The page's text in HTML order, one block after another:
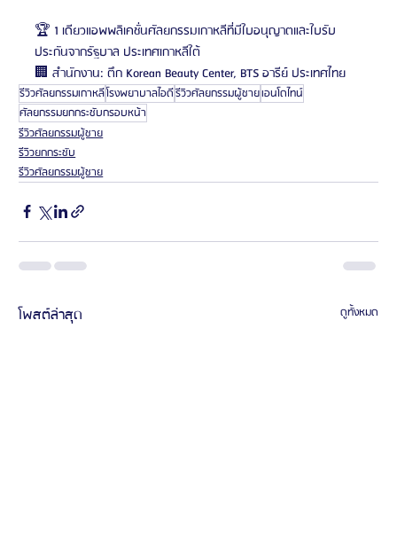
🏆 1 เดียวแอพพลิเคชั่นศัลยกรรมเกาหลีที่มีใบอนุญาตและใบรับ
ประกันจากรัฐบาล ประเทศเกาหลีใต้
🏢 สำนักงาน: ตึก Korean Beauty Center, BTS อารีย์ ประเทศไทย
รีวิวศัลยกรรมเกาหลีโรงพยาบาลไอดีรีวิวศัลยกรรมผู้ชายเอนโดไทน์
ศัลยกรรมยกกระชับกรอบหน้า
รีวิวศัลยกรรมผู้ชาย
รีวิวยกกระชับ
รีวิวศัลยกรรมผู้ชาย
โพสต์ล่าสุด ดูทั้งหมด